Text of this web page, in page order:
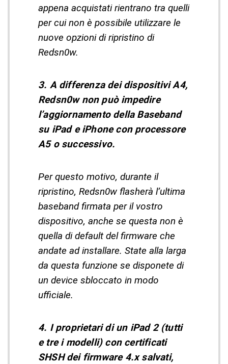
appena acquistati rientrano tra quelli
per cui non è possibile utilizzare le
nuove opzioni di ripristino di
Redsn0w.
3. A differenza dei dispositivi A4,
Redsn0w non può impedire
l’aggiornamento della Baseband
su iPad e iPhone con processore
A5 o successivo.
Per questo motivo, durante il
ripristino, Redsn0w flasherà l’ultima
baseband firmata per il vostro
dispositivo, anche se questa non è
quella di default del firmware che
andate ad installare. State alla larga
da questa funzione se disponete di
un device sbloccato in modo
ufficiale.
4. I proprietari di un iPad 2 (tutti
e tre i modelli) con certificati
SHSH dei firmware 4.x salvati,